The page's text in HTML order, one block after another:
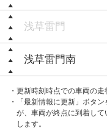
浅草雷門
浅草雷門南
・更新時刻時点での車両の
・「最新情報に更新」ボタ
が、車両が終点に到着し
します。